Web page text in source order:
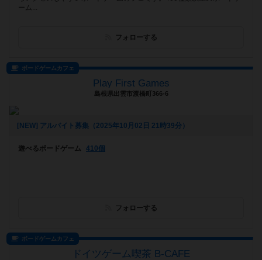
ーム...
フォローする
ボードゲームカフェ
Play First Games
島根県出雲市渡橋町366-6
[NEW] アルバイト募集（2025年10月02日 21時39分）
遊べるボードゲーム 410個
フォローする
ボードゲームカフェ
ドイツゲーム喫茶 B-CAFE